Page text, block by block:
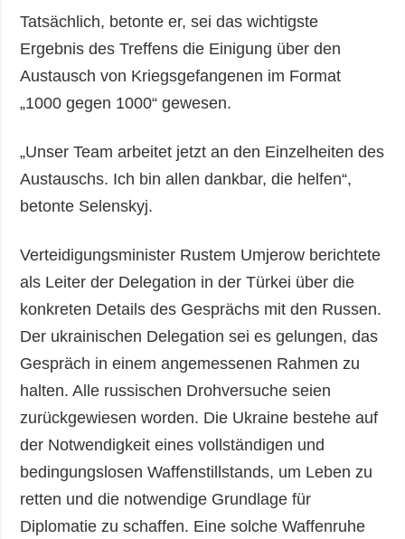
Tatsächlich, betonte er, sei das wichtigste
Ergebnis des Treffens die Einigung über den
Austausch von Kriegsgefangenen im Format
„1000 gegen 1000“ gewesen.
„Unser Team arbeitet jetzt an den Einzelheiten des
Austauschs. Ich bin allen dankbar, die helfen“,
betonte Selenskyj.
Verteidigungsminister Rustem Umjerow berichtete
als Leiter der Delegation in der Türkei über die
konkreten Details des Gesprächs mit den Russen.
Der ukrainischen Delegation sei es gelungen, das
Gespräch in einem angemessenen Rahmen zu
halten. Alle russischen Drohversuche seien
zurückgewiesen worden. Die Ukraine bestehe auf
der Notwendigkeit eines vollständigen und
bedingungslosen Waffenstillstands, um Leben zu
retten und die notwendige Grundlage für
Diplomatie zu schaffen. Eine solche Waffenruhe